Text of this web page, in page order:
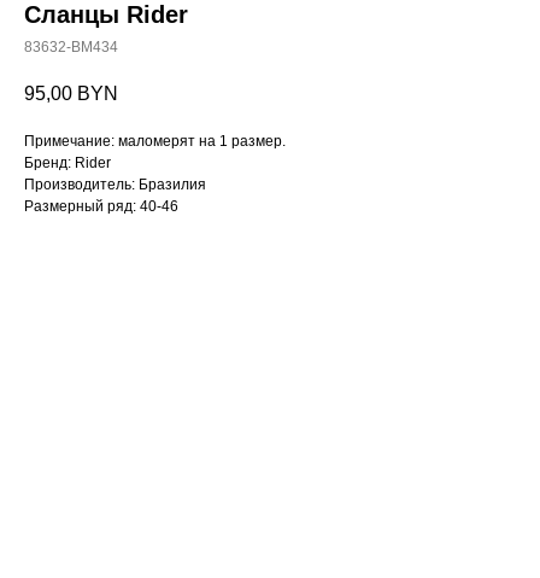
Сланцы Rider
83632-BM434
95,00 BYN
Примечание: маломерят на 1 размер.
Бренд: Rider
Производитель: Бразилия
Размерный ряд: 40-46